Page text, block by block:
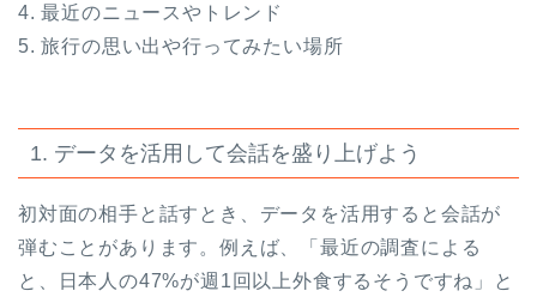
4. 最近のニュースやトレンド
5. 旅行の思い出や行ってみたい場所
1. データを活用して会話を盛り上げよう
初対面の相手と話すとき、データを活用すると会話が
弾むことがあります。例えば、「最近の調査による
と、日本人の47%が週1回以上外食するそうですね」と